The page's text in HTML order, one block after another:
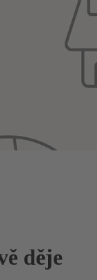
děje